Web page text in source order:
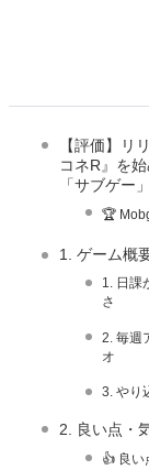
【評価】リ
コネR』を
「サブゲー
🏆
1. ゲーム概
1. 日課
さ
2. 毎週
オ
3. やり
2. 良い点・
👍 良い